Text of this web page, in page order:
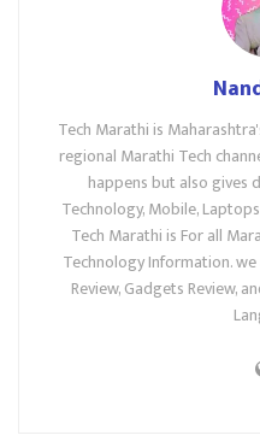
Tech Marathi is
regional Marathi Tech
happens but also gives
Technology, Mobile,
Tech Marathi is For all
Technology Information.
Review, Gadgets Review,